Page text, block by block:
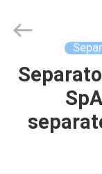
CASA
PRODOTTI
Road
Enterprise
Rights